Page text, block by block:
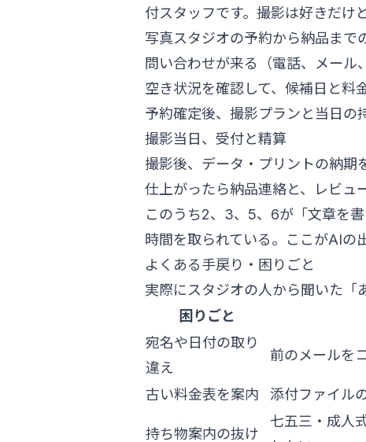
付スタッフです。撮影は好きだけ
写真スタジオの予約から納品まで
問い合わせが来る（電話、メール
空き状況を確認して、候補日と料
予約確定後、撮影プランと当日の
撮影当日、受付と精算
撮影後、データ・プリントの納期
仕上がったら納品連絡と、レビュ
このうち2、3、5、6が「文章を
時間を取られている。ここがAIの
よくある手戻り・困りごと
実際にスタジオの人から聞いた「
困りごと
宛名や日付の取り
違え
前のメールを
古い料金表を案内 添付ファイル
持ち物案内の抜け
七五三・成人